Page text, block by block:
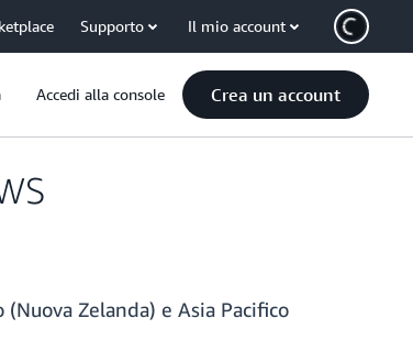
Supporto Il mio account
Accedi alla console Crea un account
Zelanda) e Asia Pacifico